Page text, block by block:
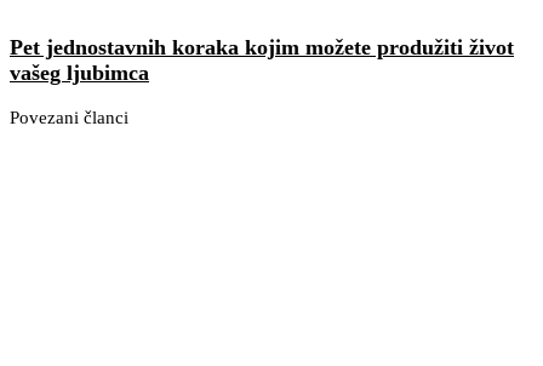
Pet jednostavnih koraka kojim možete produžiti život
vašeg ljubimca
Povezani članci